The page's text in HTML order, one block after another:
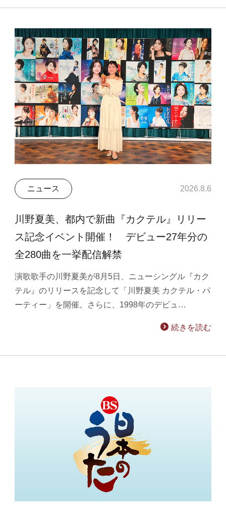
ニュース 2026.8.6
川野夏美、都内で新曲『カクテル』リリー
ス記念イベント開催！ デビュー27年分の
全280曲を一挙配信解禁
演歌歌手の川野夏美が8月5日、ニューシングル『カク
テル』のリリースを記念して「川野夏美 カクテル・パ
ーティー」を開催。さらに、1998年のデビュ…
続きを読む